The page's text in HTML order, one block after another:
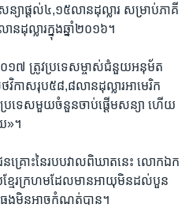
យា​ផ្តល់​៤,១៥​លាន​ដុល្លារ​ សម្រាប់​ភាគី​
ដុល្លារ​ក្នុង​ឆ្នាំ​២០១៦។
៧​ ត្រូវ​ប្រទេស​ម្ចាស់​ជំនួយ​អនុម័ត​
វិកា​សរុប​៥៨,៨​លាន​ដុល្លារ​អាមេរិក​
រទេស​មួយ​ចំនួន​ចាប់​ផ្តើម​សន្យា​ ហើយ​
»។
ជន​គ្រោះ​នៃ​របប​វាល​ពិឃាត​នេះ​ លោក​ឯក
ប​ខ្មែរក្រហម​ដែល​មាន​អាយុ​មិន​ដល់​បួន​
េង​មិន​អាច​កំណត់​បាន។